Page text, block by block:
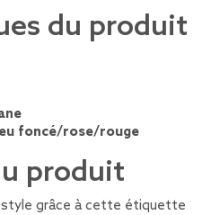
du produit
foncé/rose/rouge
produit
style grâce à cette étiquette